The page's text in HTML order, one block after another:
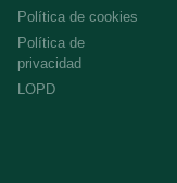
Política de cookies
Política de
privacidad
LOPD